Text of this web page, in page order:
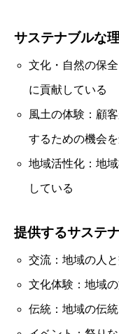
サステナブルな
文化・自然の保
に貢献している
風土の体験：顧
するための機会
地域活性化：地
している
提供するサステ
交流：地域の人
文化体験：地域
伝統：地域の伝